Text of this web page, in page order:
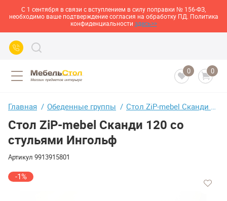
С 1 сентября в связи с вступлением в силу поправки № 156-ФЗ,
необходимо ваше подтверждение согласия на обработку ПД. Политика
конфиденциальности здесь>>
0 0
Главная Обеденные группы Стол ZiP-mebel Сканди 120 со стульями Ингольф
Стол ZiP-mebel Сканди 120 со
стульями Ингольф
Артикул 9913915801
-1%